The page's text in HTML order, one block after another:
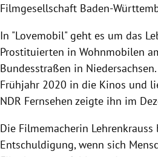
Filmgesellschaft Baden-
In "Lovemobil" geht es um das
Prostituierten in Wohnmobilen
Bundesstraßen in
Frühjahr 2020 in die Kinos und
NDR Fernsehen zeigte ihn im
Die Filmemacherin Lehrenkrauss
Entschuldigung, wenn sich